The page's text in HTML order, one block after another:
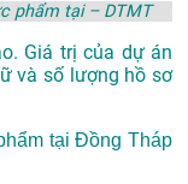
phẩm tại – DTMT
Giá trị của dự án
và số lượng hồ sơ
tại Đồng Tháp